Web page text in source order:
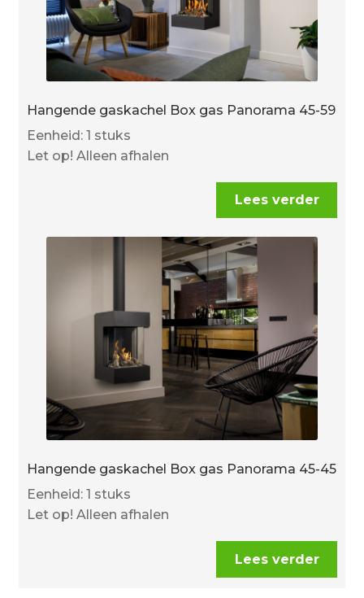
Hangende gaskachel Box gas Panorama 45-59
Eenheid: 1 stuks
Let op! Alleen afhalen
Lees verder
Hangende gaskachel Box gas Panorama 45-45
Eenheid: 1 stuks
Let op! Alleen afhalen
Lees verder